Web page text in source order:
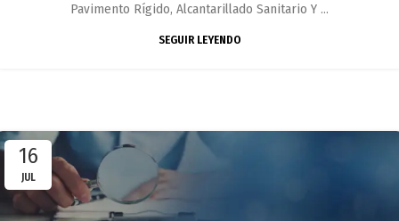
Pavimento Rígido, Alcantarillado Sanitario Y ...
SEGUIR LEYENDO
16
JUL